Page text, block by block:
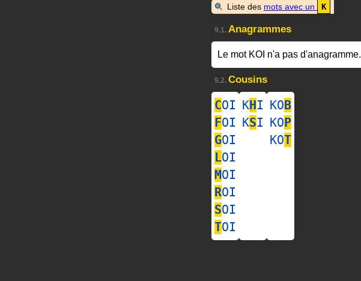
Liste des mots avec un K
9.1. Anagrammes
Le mot KOI n'a pas d'anagramme.
9.2. Cousins
COI
FOI
GOI
LOI
MOI
ROI
SOI
TOI
KHI
KSI
KOB
KOP
KOT